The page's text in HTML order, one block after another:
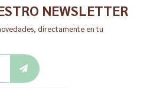
NEWSLETTER
directamente en tu